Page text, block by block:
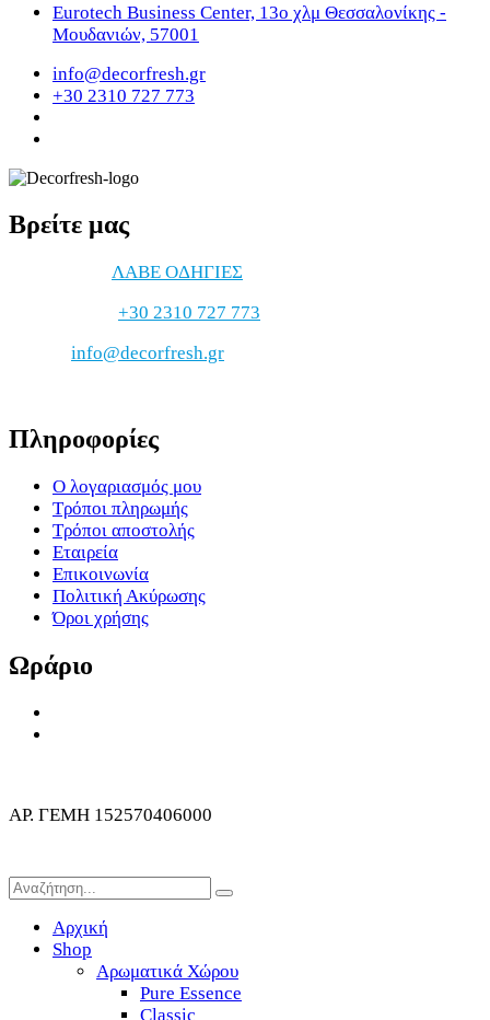
Eurotech Business Center, 13ο χλμ Θεσσαλονίκης -
Μουδανιών, 57001
info@decorfresh.gr
+30 2310 727 773
Βρείτε μας
ΛΑΒΕ ΟΔΗΓΙΕΣ
+30 2310 727 773
info@decorfresh.gr
Πληροφορίες
Ο λογαριασμός μου
Τρόποι πληρωμής
Τρόποι αποστολής
Εταιρεία
Επικοινωνία
Πολιτική Ακύρωσης
Όροι χρήσης
Ωράριο
ΑΡ. ΓΕΜΗ 152570406000
Αρχική
Shop
Αρωματικά Χώρου
Pure Essence
Classic